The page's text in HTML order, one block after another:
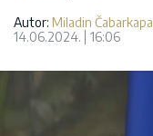
Autor: Miladin Čabarkapa
14.06.2024.
16:06